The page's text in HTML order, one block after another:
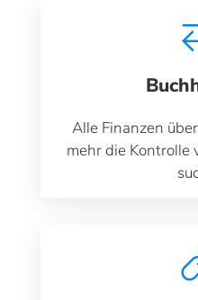
Alle Finanzen
mehr die Kontrolle